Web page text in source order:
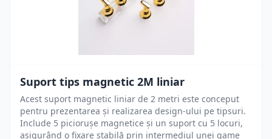
Suport tips magnetic 2M liniar
Acest suport magnetic liniar de 2 metri este conceput
pentru prezentarea și realizarea design-ului pe tipsuri.
Include 5 piciorușe magnetice și un suport cu 5 locuri,
asigurând o fixare stabilă prin intermediul unei game